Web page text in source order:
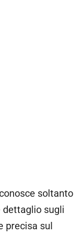
soltanto
dettaglio sugli
precisa sul